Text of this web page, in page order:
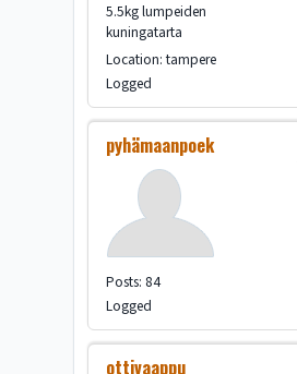
5.5kg lumpeiden
kuningatarta
Location: tampere
Logged
pyhämaanpoek
Posts: 84
Logged
ottivaappu